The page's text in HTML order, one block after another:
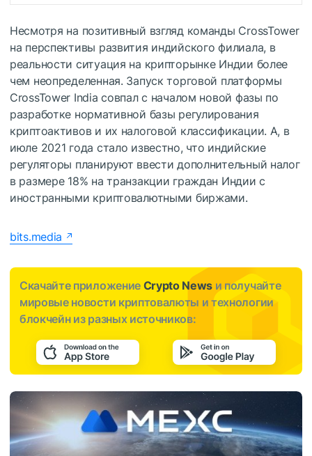
Несмотря на позитивный взгляд команды CrossTower
на перспективы развития индийского филиала, в
реальности ситуация на крипторынке Индии более
чем неопределенная. Запуск торговой платформы
CrossTower India совпал с началом новой фазы по
разработке нормативной базы регулирования
криптоактивов и их налоговой классификации. А, в
июле 2021 года стало известно, что индийские
регуляторы планируют ввести дополнительный налог
в размере 18% на транзакции граждан Индии с
иностранными криптовалютными биржами.
bits.media
Скачайте приложение Crypto News и получайте
мировые новости криптовалюты и технологии
блокчейн из разных источников: